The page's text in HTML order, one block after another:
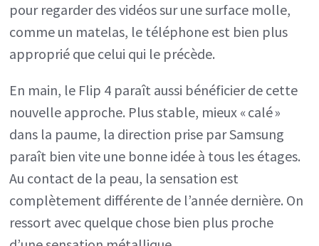
pour regarder des vidéos sur une surface molle,
comme un matelas, le téléphone est bien plus
approprié que celui qui le précède.
En main, le Flip 4 paraît aussi bénéficier de cette
nouvelle approche. Plus stable, mieux « calé »
dans la paume, la direction prise par Samsung
paraît bien vite une bonne idée à tous les étages.
Au contact de la peau, la sensation est
complètement différente de l’année dernière. On
ressort avec quelque chose bien plus proche